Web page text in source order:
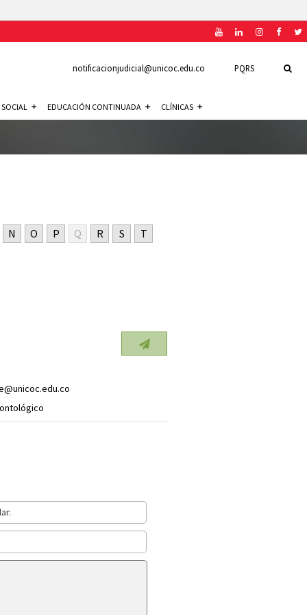
PQRS
notificacionjudicial@unicoc.edu.co
SOCIAL EDUCACIÓN CONTINUADA CLÍNICAS
N O P Q R S
T